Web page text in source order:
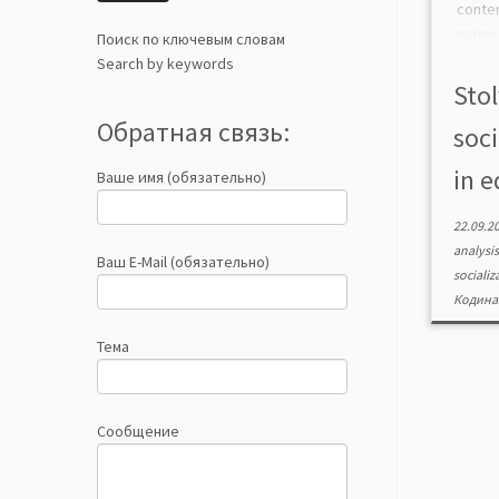
Поиск по ключевым словам
Search by keywords
Обратная связь:
Ваше имя (обязательно)
Ваш E-Mail (обязательно)
Тема
Сообщение
study
the
in
analysis
Кодина